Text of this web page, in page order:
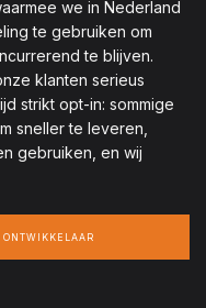
we in Nederland
te gebruiken om
te blijven.
klanten serieus
strikt opt-in: sommige
sneller te leveren,
gebruiken, en wij